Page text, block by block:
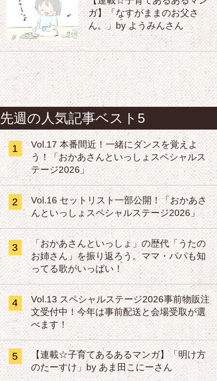
ガ】「なすがままのお父さ
ん。」by ようみんさん
先週の人気記事ベスト5
1
Vol.17 本番間近！一緒にダンスを覚えよ
う！「おかあさんといっしょスペシャルス
テージ2026」
2
Vol.16 セットリスト一部公開！「おかあさ
んといっしょスペシャルステージ2026」
3
「おかあさんといっしょ」の歴代「うたの
お姉さん」を振り返ろう。ママ・パパも知
ってる歌がいっぱい！
4
Vol.13 スペシャルステージ2026事前物販注
文受付中！今年は事前配送と会場受取が選
べます！
5
【連載☆子育てあるあるマンガ】「明け方
のたーすけ」by あま田こにーさん